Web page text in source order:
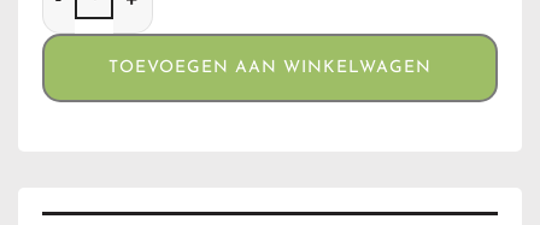
TOEVOEGEN AAN WINKELWAGEN